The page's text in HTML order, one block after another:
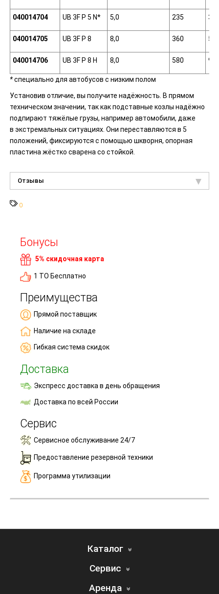
040014704 UB 3F Р 5 N* 5,0 235
040014705 UB 3F Р 8 8,0 360
040014706 UB 3F Р 8 Н 8,0 580
*специально для автобусов с низким полом
Установив отличие, вы получите надёжность. В пря­мом
техническом значении, так как подставные козлы надёжно
подпирают тяжёлые грузы, например автомобили, даже
в экстремальных ситуациях. Они переставляются в 5
положений, фиксируются с помощью шкворня, опорная
пластина жёстко сва­рена со стойкой.
Отзывы
0
Бонусы
5% скидочная карта
1 ТО Бесплатно
Преимущества
Прямой поставщик
Наличие на складе
Гибкая система скидок
Доставка
Экспресс доставка в день обращения
Доставка по всей России
Сервис
Сервисное обслуживание 24/7
Предоставление резервной техники
Программа утилизации
Каталог
Сервис
Аренда